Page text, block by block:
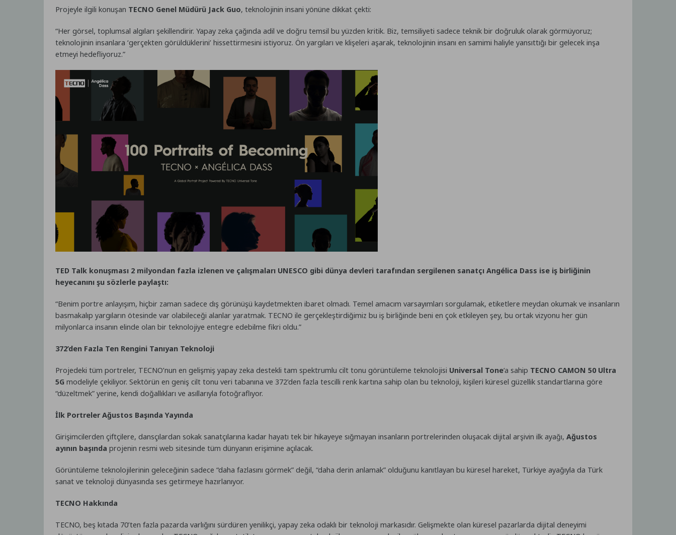
Projeyle ilgili konuşan TECNO Genel Müdürü Jack Guo, teknolojinin insani yönüne dikkat çekti:
“Her görsel, toplumsal algıları şekillendirir. Yapay zeka çağında adil ve doğru temsil bu yüzden kritik. Biz, temsiliyeti sadece teknik bir doğruluk olarak görmüyoruz;
teknolojinin insanlara ‘gerçekten görüldüklerini’ hissettirmesini istiyoruz. Ön yargıları ve klişeleri aşarak, teknolojinin insanı en samimi haliyle yansıttığı bir gelecek inşa
etmeyi hedefliyoruz.”
TED Talk konuşması 2 milyondan fazla izlenen ve çalışmaları UNESCO gibi dünya devleri tarafından sergilenen sanatçı Angélica Dass ise iş birliğinin
heyecanını şu sözlerle paylaştı:
“Benim portre anlayışım, hiçbir zaman sadece dış görünüşü kaydetmekten ibaret olmadı. Temel amacım varsayımları sorgulamak, etiketlere meydan okumak ve insanların
basmakalıp yargıların ötesinde var olabileceği alanlar yaratmak. TECNO ile gerçekleştirdiğimiz bu iş birliğinde beni en çok etkileyen şey, bu ortak vizyonu her gün
milyonlarca insanın elinde olan bir teknolojiye entegre edebilme fikri oldu.”
372’den Fazla Ten Rengini Tanıyan Teknoloji
Projedeki tüm portreler, TECNO’nun en gelişmiş yapay zeka destekli tam spektrumlu cilt tonu görüntüleme teknolojisi Universal Tone‘a sahip TECNO CAMON 50 Ultra
5G modeliyle çekiliyor. Sektörün en geniş cilt tonu veri tabanına ve 372’den fazla tescilli renk kartına sahip olan bu teknoloji, kişileri küresel güzellik standartlarına göre
“düzeltmek” yerine, kendi doğallıkları ve asıllarıyla fotoğraflıyor.
İlk Portreler Ağustos Başında Yayında
Girişimcilerden çiftçilere, dansçılardan sokak sanatçılarına kadar hayatı tek bir hikayeye sığmayan insanların portrelerinden oluşacak dijital arşivin ilk ayağı,Ağustos
ayının başında projenin resmi web sitesinde tüm dünyanın erişimine açılacak.
Görüntüleme teknolojilerinin geleceğinin sadece “daha fazlasını görmek” değil, “daha derin anlamak” olduğunu kanıtlayan bu küresel hareket, Türkiye ayağıyla da Türk
sanat ve teknoloji dünyasında ses getirmeye hazırlanıyor.
TECNO Hakkında
TECNO, beş kıtada 70’ten fazla pazarda varlığını sürdüren yenilikçi, yapay zeka odaklı bir teknoloji markasıdır. Gelişmekte olan küresel pazarlarda dijital deneyimi